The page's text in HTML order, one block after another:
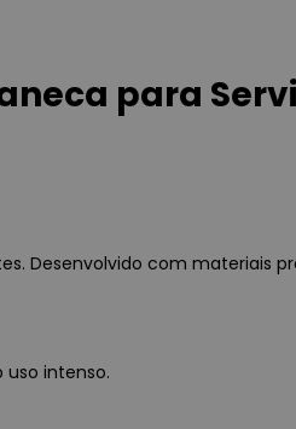
para
Desenvolvido com materiais
intenso.